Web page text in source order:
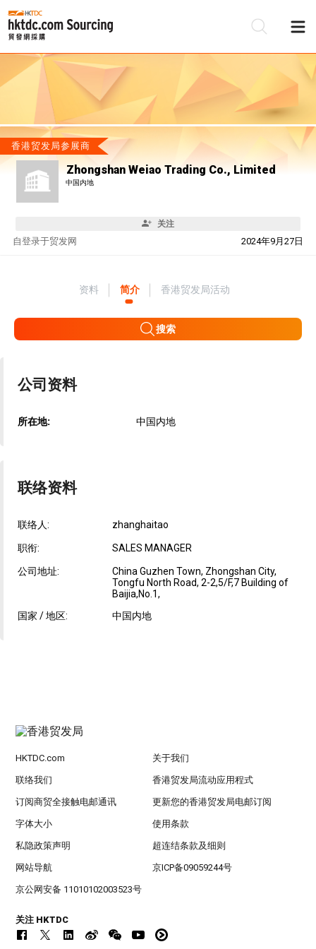
香港贸发局参展商
Zhongshan Weiao Trading Co., Limited
中国内地
关注
自 2024年9月27日
登录于贸发网
资料 简介 香港贸发局活动
搜索
公司资料
所在地: 中国内地
联络资料
联络人: zhanghaitao
职衔: SALES MANAGER
公司地址:
China Guzhen Town, Zhongshan City,
Tongfu North Road, 2-2,5/F,7 Building of
Baijia,No.1,
国家 / 地区:
中国内地
HKTDC.com 关于我们
联络我们 香港贸发局流动应用程式
订阅商贸全接触电邮通讯 更新您的香港贸发局电邮订阅
字体大小 使用条款
私隐政策声明 超连结条款及细则
网站导航 京ICP备09059244号
京公网安备 11010102003523号
关注 HKTDC